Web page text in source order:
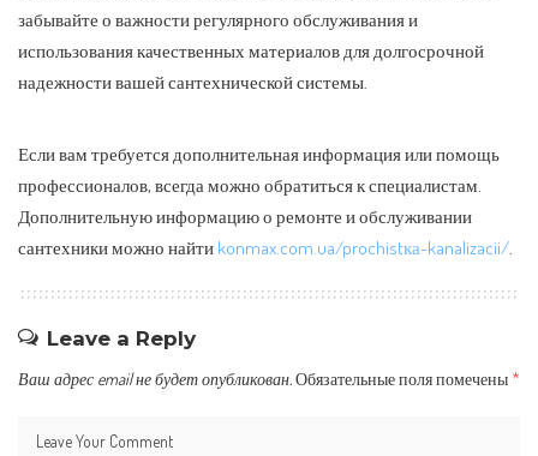
забывайте о важности регулярного обслуживания и
использования качественных материалов для долгосрочной
надежности вашей сантехнической системы.
Если вам требуется дополнительная информация или помощь
профессионалов, всегда можно обратиться к специалистам.
Дополнительную информацию о ремонте и обслуживании
сантехники можно найти konmax.com.ua/prochistка-kanalizacii/.
Leave a Reply
Ваш адрес email не будет опубликован. Обязательные поля помечены *